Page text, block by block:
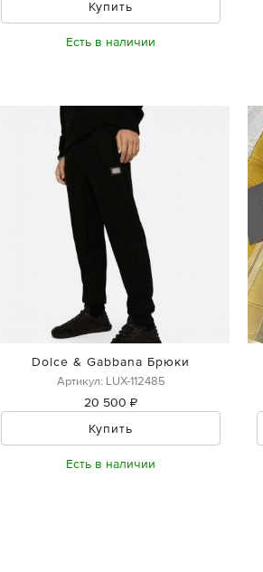
Купить
Есть в наличии
Dolce & Gabbana Брюки
Артикул: LUX-112485
20 500 ₽
Купить
Есть в наличии